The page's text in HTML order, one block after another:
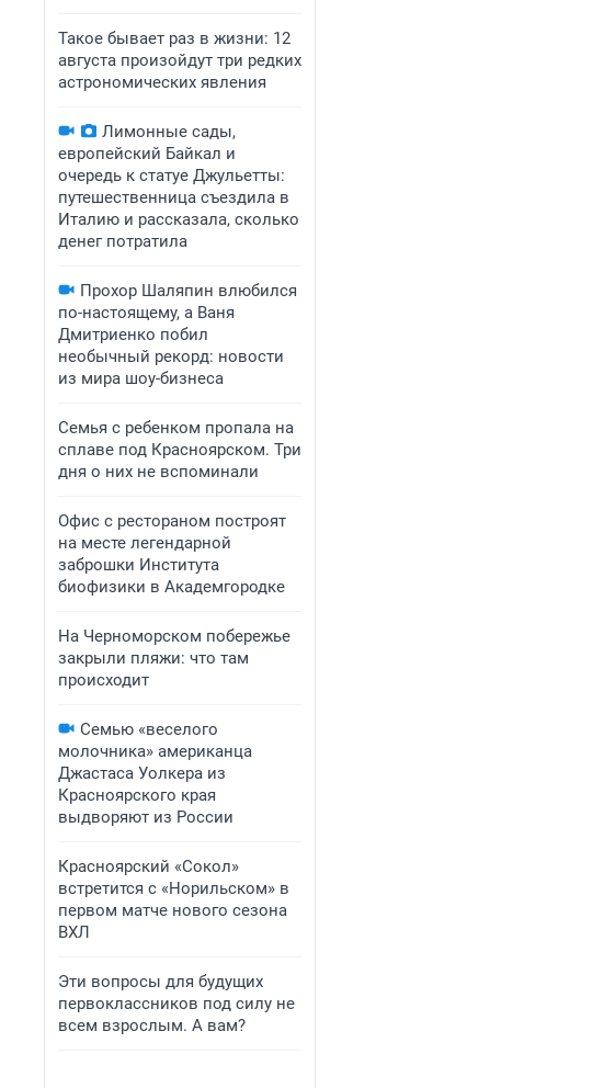
Такое бывает раз в жизни: 12
августа произойдут три редких
астрономических явления
Лимонные сады,
европейский Байкал и
очередь к статуе Джульетты:
путешественница съездила в
Италию и рассказала, сколько
денег потратила
Прохор Шаляпин влюбился
по-настоящему, а Ваня
Дмитриенко побил
необычный рекорд: новости
из мира шоу-бизнеса
Семья с ребенком пропала на
сплаве под Красноярском. Три
дня о них не вспоминали
Офис с рестораном построят
на месте легендарной
заброшки Института
биофизики в Академгородке
На Черноморском побережье
закрыли пляжи: что там
происходит
Семью «веселого
молочника» американца
Джастаса Уолкера из
Красноярского края
выдворяют из России
Красноярский «Сокол»
встретится с «Норильском» в
первом матче нового сезона
ВХЛ
Эти вопросы для будущих
первоклассников под силу не
всем взрослым. А вам?